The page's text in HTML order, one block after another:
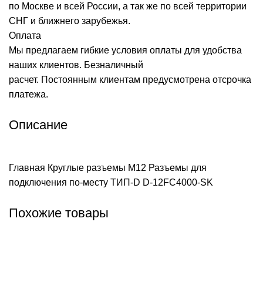
по Москве и всей России, а так же по всей территории
СНГ и ближнего зарубежья.
Оплата
Мы предлагаем гибкие условия оплаты для удобства
наших клиентов. Безналичный
расчет. Постоянным клиентам предусмотрена отсрочка
платежа.
Описание
Главная Круглые разъемы M12 Разъемы для
подключения по-месту ТИП-D D-12FC4000-SK
Похожие товары